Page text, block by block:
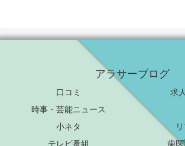
アラサーブログ
口コミ
求
時事・芸能ニュース
小ネタ
テレビ番組
歯